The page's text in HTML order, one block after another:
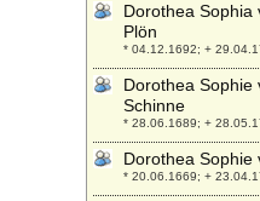
Dorothea Sophia
Plön
* 04.12.1692; +
Dorothea Sophie
Schinne
* 28.06.1689; +
Dorothea Sophie
* 20.06.1669; +